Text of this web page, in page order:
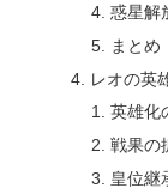
惑星解
まとめ
レオの英
英雄化
戦果の
皇位継